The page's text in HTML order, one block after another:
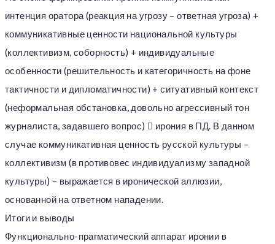
интенция оратора (реакция на угрозу – ответная угроза) +
коммуникативные ценности национальной культуры
(коллективизм, соборность) + индивидуальные
особенности (решительность и категоричность на фоне
тактичности и дипломатичности) + ситуативный контекст
(неформальная обстановка, довольно агрессивный тон
журналиста, задавшего вопрос)  ирония в ПД. В данном
случае коммуникативная ценность русской культуры –
коллективизм (в противовес индивидуализму западной
культуры) – выражается в иронической аллюзии,
основанной на ответном нападении.
Итоги и выводы
Функционально-прагматический аппарат иронии в